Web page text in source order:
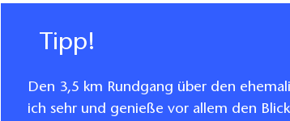
Die im April 2017 eröffnete
über die Geschichte des Klosters. Die
Musiksommers" gehören zu den
Brandenburgs. Weitere Sonder- und
Kapitelsaal und Infirmarium statt.
Tipp!
Den 3,5 km Rundgang über den
ich sehr und genieße vor allem den